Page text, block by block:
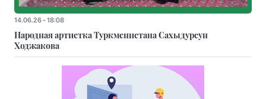
14.06.26 - 18:08
Народная артистка Туркменистана Сахыдурсун
Ходжакова